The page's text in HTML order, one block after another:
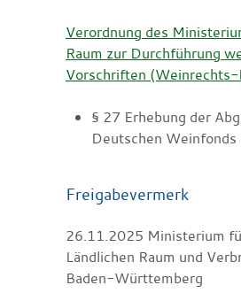
Verordnung des
Raum zur Durchführung
Vorschriften
§ 27 Erhebung der
Deutschen Weinfonds
Freigabevermerk
26.11.2025 Ministerium
Ländlichen Raum und
Baden-Württemberg